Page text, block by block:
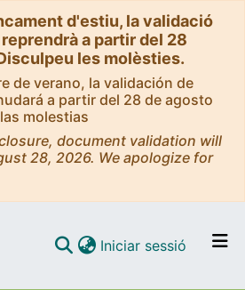
d'estiu, la validació
a partir del 28
les molèsties.
de verano, la validación de
a partir del 28 de agosto
molestias
document validation will
28, 2026. We apologize for
Iniciar sessió (current)